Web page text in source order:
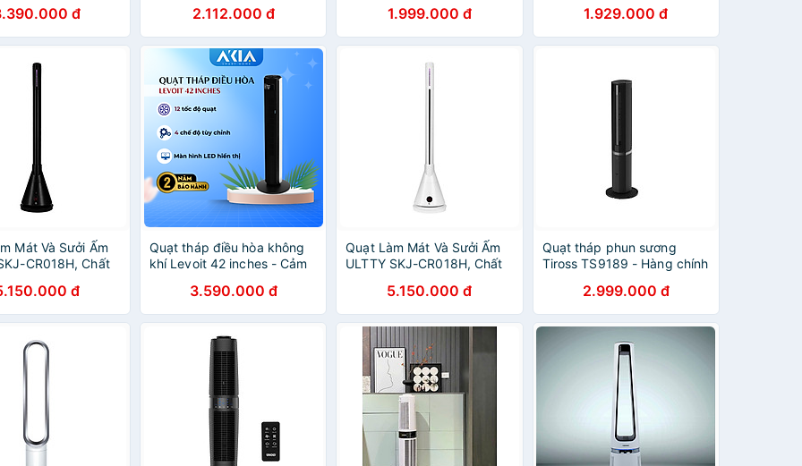
Êm Ái BH 12
Chính Hãng
đ
Nhiệt Độ Phòng BH 12
Tháng Hàng Chính Hãng
2.112.000 đ
Kiệm Điện BH 12 Tháng
Hàng Chính Hãng
1.999.000 đ
12 Tháng - 2 Màu lựa chọn
Hàng Chính Hãng
1.929.000 đ
Mát Và Sưởi Ấm
CR018H, Chất
Cháy Oxy,
Da, Tự Động Tắt
Nhiệt - Màu Đen -
Hãng
đ
Quạt tháp điều hòa không
khí Levoit 42 inches - Cảm
Kèm điều khiển - Hàng
chính hãng
3.590.000 đ
Quạt Làm Mát Và Sưởi Ấm
ULTTY SKJ-CR018H, Chất
Không Đốt Cháy Oxy,
Không Khô Da, Tự Động Tắt
Khi Quá Nhiệt - Màu Trắng -
Hàng Chính Hãng
5.150.000 đ
Quạt tháp phun sương
Tiross TS9189 - Hàng chính
2.999.000 đ